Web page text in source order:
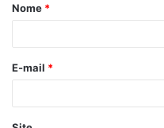
r
*
Nome *
E-mail *